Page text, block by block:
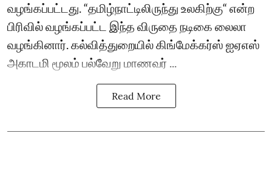
வழங்கப்பட்டது. “தமிழ்நாட்டிலிருந்து உலகிற்கு“ என்ற
பிரிவில் வழங்கப்பட்ட இந்த விருதை நடிகை லைலா
வழங்கினார். கல்வித்துறையில் கிங்மேக்கர்ஸ் ஐஏஎஸ்
அகாடமி மூலம் பல்வேறு மாணவர் ...
Read More